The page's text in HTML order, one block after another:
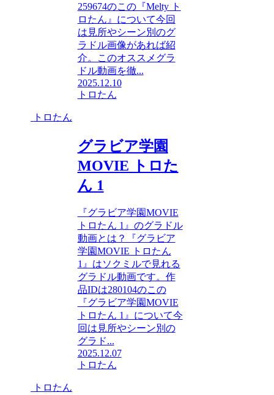
259674のこの『Melty ト
ロたん』について今回
は見所やシーン別のグ
ラドル画像があれば紹
介。このオススメグラ
ドル動画を徹...
2025.12.10
トロたん
トロたん
グラビア学園
MOVIE トロた
ん 1
『グラビア学園MOVIE
トロたん 1』のグラドル
動画とは？『グラビア
学園MOVIE トロたん
1』はソクミルで見れる
グラドル動画です。作
品IDは280104のこの
『グラビア学園MOVIE
トロたん 1』について今
回は見所やシーン別の
グラド...
2025.12.07
トロたん
トロたん